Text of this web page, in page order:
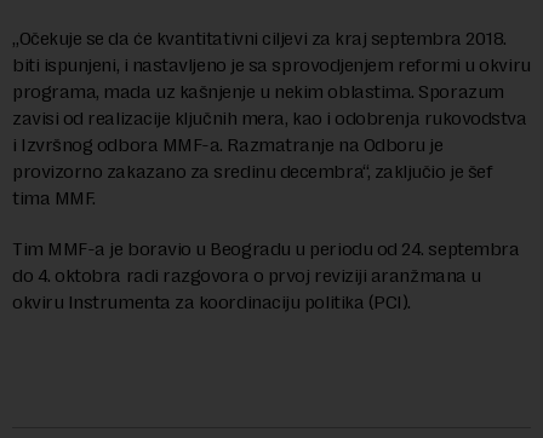
„Očekuje se da će kvantitativni ciljevi za kraj septembra 2018.
biti ispunjeni, i nastavljeno je sa sprovodjenjem reformi u okviru
programa, mada uz kašnjenje u nekim oblastima. Sporazum
zavisi od realizacije ključnih mera, kao i odobrenja rukovodstva
i Izvršnog odbora MMF-a. Razmatranje na Odboru je
provizorno zakazano za sredinu decembra“, zaključio je šef
tima MMF.
Tim MMF-a je boravio u Beogradu u periodu od 24. septembra
do 4. oktobra radi razgovora o prvoj reviziji aranžmana u
okviru Instrumenta za koordinaciju politika (PCI).